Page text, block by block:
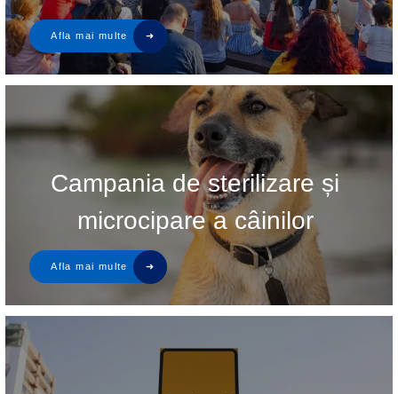
Campania de sterilizare și
microcipare a câinilor